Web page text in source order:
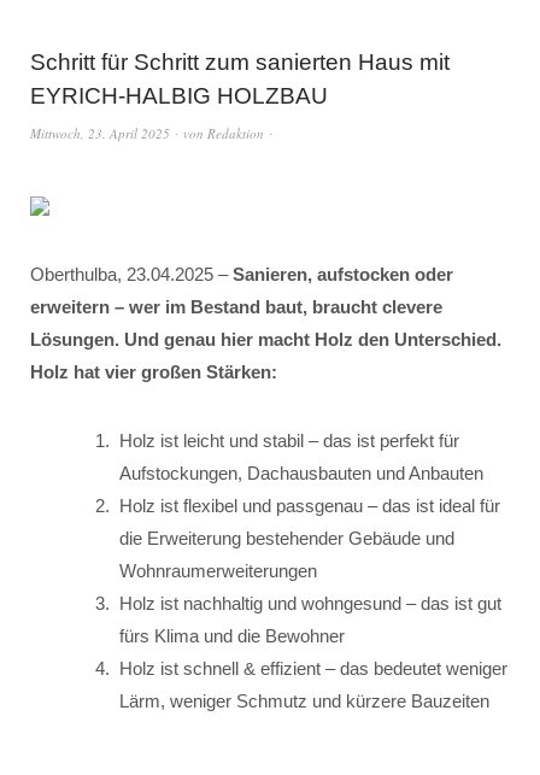
Schritt für Schritt zum sanierten Haus mit
EYRICH-HALBIG HOLZBAU
Mittwoch, 23. April 2025 von Redaktion
Oberthulba, 23.04.2025 –Sanieren, aufstocken oder
erweitern – wer im Bestand baut, braucht clevere
Lösungen. Und genau hier macht Holz den Unterschied.
Holz hat vier großen Stärken:
Holz ist leicht und stabil – das ist perfekt für
Aufstockungen, Dachausbauten und Anbauten
Holz ist flexibel und passgenau – das ist ideal für
die Erweiterung bestehender Gebäude und
Wohnraumerweiterungen
Holz ist nachhaltig und wohngesund – das ist gut
fürs Klima und die Bewohner
Holz ist schnell & effizient – das bedeutet weniger
Lärm, weniger Schmutz und kürzere Bauzeiten